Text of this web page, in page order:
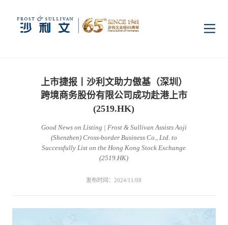
行业研究
上市捷报丨沙利文助力傲基（深圳）
跨境商务股份有限公司成功赴港上市
(2519.HK)
Good News on Listing | Frost & Sullivan Assists Aoji
(Shenzhen) Cross-border Business Co., Ltd. to
Successfully List on the Hong Kong Stock Exchange
(2519.HK)
发布时间：2024/11/08